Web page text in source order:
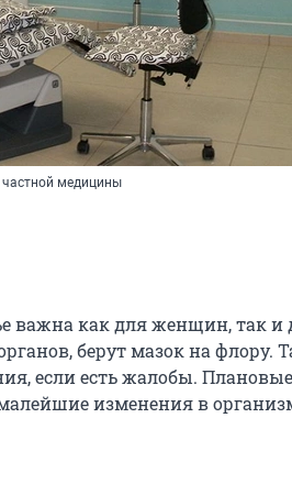
частной медицины
важна как для женщин, так
берут мазок на флору.
если есть жалобы. Плановые
изменения в